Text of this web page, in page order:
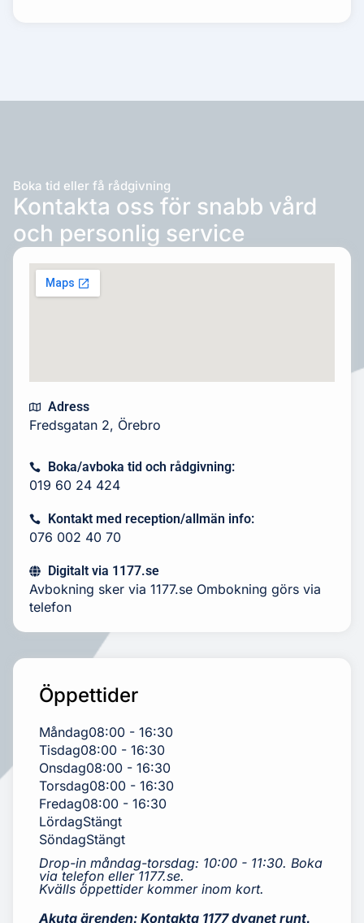
Boka tid eller få rådgivning
Kontakta oss för snabb vård
och personlig service
Adress
Fredsgatan 2, Örebro
Boka/avboka tid och rådgivning:
019 60 24 424
Kontakt med reception/allmän info:
076 002 40 70
Digitalt via 1177.se
Avbokning sker via 1177.se Ombokning görs via
telefon
Öppettider
Måndag08:00 - 16:30
Tisdag08:00 - 16:30
Onsdag08:00 - 16:30
Torsdag08:00 - 16:30
Fredag08:00 - 16:30
LördagStängt
SöndagStängt
Drop-in måndag-torsdag: 10:00 - 11:30. Boka
via telefon eller 1177.se.
Kvälls öppettider kommer inom kort.
Akuta ärenden: Kontakta 1177 dygnet runt.